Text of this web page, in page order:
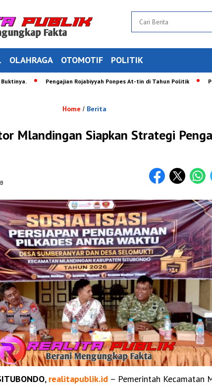
OLAHRAGA OTOMOTIF POLITIK
Pengajian Rojabiyyah Ponpes At-tin di Tahun Politik Petani &
Home / Berita
Mlandingan Siapkan Strategi
, realitapublik.id – Pemerintah Kecamatan